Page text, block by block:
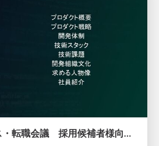
株式会社リブセンス・転職会議 採用候補者様向け資料